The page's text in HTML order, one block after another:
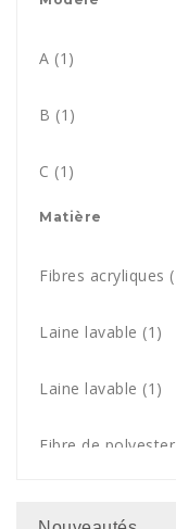
A (1)
B (1)
C (1)
Matière
Fibres acryliques
Laine lavable (1)
Laine lavable (1)
Fibre de polyester